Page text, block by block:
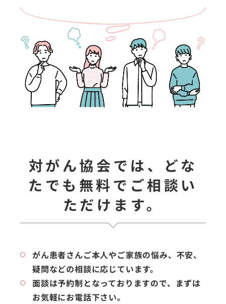
対がん協会では、どな
たでも無料でご相談い
ただけます。
がん患者さんご本人やご家族の悩み、不安、
疑問などの相談に応じています。
面談は予約制となっておりますので、まずは
お気軽にお電話下さい。